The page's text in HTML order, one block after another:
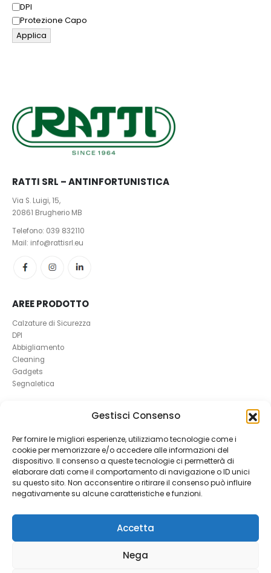
Gestisci Consenso
Per fornire le migliori esperienze, utilizziamo tecnologie come i
cookie per memorizzare e/o accedere alle informazioni del
dispositivo. Il consenso a queste tecnologie ci permetterà di
elaborare dati come il comportamento di navigazione o ID unici
su questo sito. Non acconsentire o ritirare il consenso può influire
negativamente su alcune caratteristiche e funzioni.
Accetta
Nega
DPI
Protezione Capo
Applica
RATTI SRL – ANTINFORTUNISTICA
Via S. Luigi, 15,
20861 Brugherio MB
Telefono: 039 832110
Mail: info@rattisrl.eu
AREE PRODOTTO
Calzature di Sicurezza
DPI
Abbigliamento
Cleaning
Gadgets
Segnaletica
Condizioni e Resi
FAQ Antinfortunistica
Richiesta Reso
CookieePrivacy
Ratti Srl - Antinfortunistica | P.Iva 04465280966 | 1781345